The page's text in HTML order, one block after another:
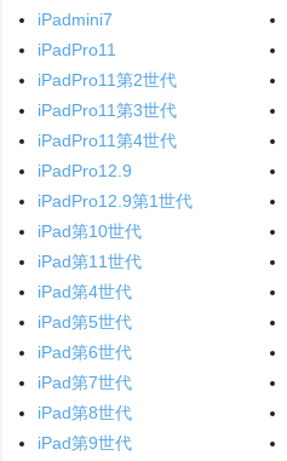
iPadmini7
iPadPro11
iPadPro11第2世代
iPadPro11第3世代
iPadPro11第4世代
iPadPro12.9
iPadPro12.9第1世代
iPad第10世代
iPad第11世代
iPad第4世代
iPad第5世代
iPad第6世代
iPad第7世代
iPad第8世代
iPad第9世代